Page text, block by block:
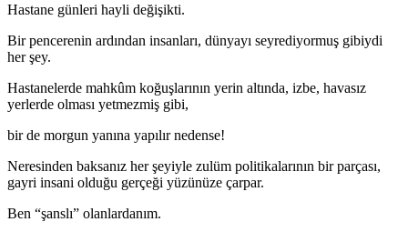
Hastane günleri hayli değişikti.
Bir pencerenin ardından insanları, dünyayı seyrediyormuş gibiydi
her şey.
Hastanelerde mahkûm koğuşlarının yerin altında, izbe, havasız
yerlerde olması yetmezmiş gibi,
bir de morgun yanına yapılır nedense!
Neresinden baksanız her şeyiyle zulüm politikalarının bir parçası,
gayri insani olduğu gerçeği yüzünüze çarpar.
Ben “şanslı” olanlardanım.